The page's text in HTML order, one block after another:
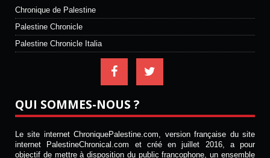
Chronique de Palestine
Palestine Chronicle
Palestine Chronicle Italia
QUI SOMMES-NOUS ?
Le site internet ChroniquePalestine.com, version française du site
internet PalestineChronical.com et créé en juillet 2016, a pour
objectif de mettre à disposition du public francophone, un ensemble